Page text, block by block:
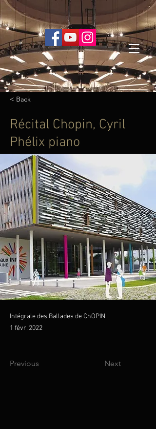
< Back
Récital Chopin, Cyril
Phélix piano
Intégrale des Ballades de ChOPIN
1 févr. 2022
Previous Next